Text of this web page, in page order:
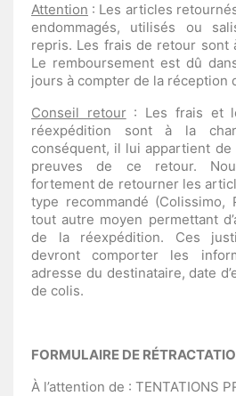
Attention : Les articles
endommagés, utilisés ou
repris. Les frais de retour sont
Le remboursement est dû
jours à compter de la réception
Conseil retour: Les frais et
réexpédition sont à la
conséquent, il lui appartient
preuves de ce retour.
fortement de retourner les
type recommandé (Colissimo,
tout autre moyen permettant
de la réexpédition. Ces
devront comporter les
adresse du destinataire, date
de colis.
FORMULAIRE DE
À l’attention de : TENTATIONS